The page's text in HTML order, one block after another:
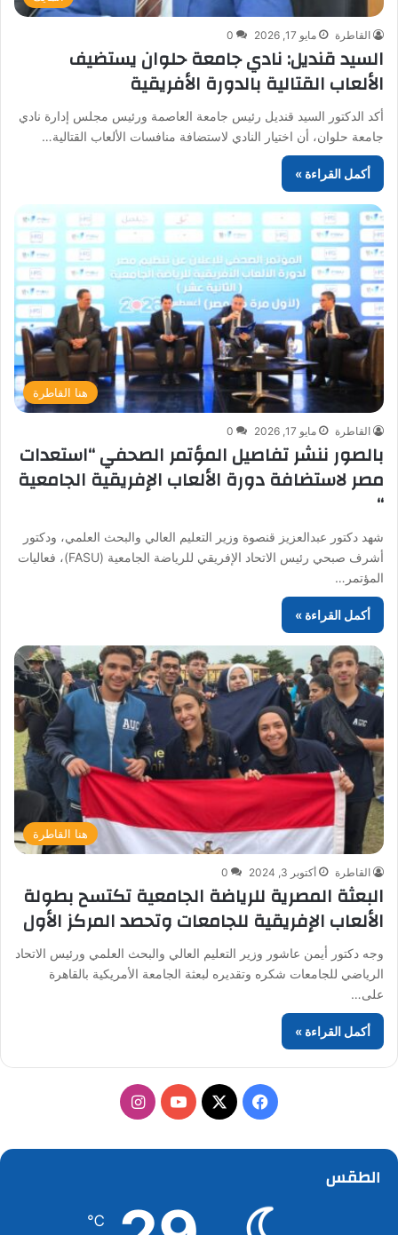
القاطرة مايو 17, 2026 0
السيد قنديل: نادي جامعة حلوان يستضيف
الألعاب القتالية بالدورة الأفريقية
أكد الدكتور السيد قنديل رئيس جامعة العاصمة ورئيس مجلس إدارة نادي
جامعة حلوان، أن اختيار النادي لاستضافة منافسات الألعاب القتالية…
أكمل القراءة »
هنا القاطرة
القاطرة مايو 17, 2026 0
بالصور ننشر تفاصيل المؤتمر الصحفي “استعدات
مصر لاستضافة دورة الألعاب الإفريقية الجامعية
“
شهد دكتور عبدالعزيز قنصوة وزير التعليم العالي والبحث العلمي، ودكتور
أشرف صبحي رئيس الاتحاد الإفريقي للرياضة الجامعية (FASU)، فعاليات
المؤتمر…
أكمل القراءة »
هنا القاطرة
القاطرة أكتوبر 3, 2024 0
البعثة المصرية للرياضة الجامعية تكتسح بطولة
الألعاب الإفريقية للجامعات وتحصد المركز الأول
وجه دكتور أيمن عاشور وزير التعليم العالي والبحث العلمي ورئيس الاتحاد
الرياضي للجامعات شكره وتقديره لبعثة الجامعة الأمريكية بالقاهرة
على…
أكمل القراءة »
فيسبوك
‫X
‫YouTubeانستقرام
الطقس
℃